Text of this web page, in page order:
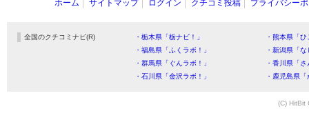
ホーム サイトマップ ログイン クチコミ投稿 プライバシー
全国のクチコミナビ(R) ・栃木県「栃ナビ！」
・熊本県「
・福島県「ふくラボ！」
・新潟県「
・群馬県「ぐんラボ！」
・香川県「
・石川県「金沢ラボ！」
・鹿児島県
(C) HitBit